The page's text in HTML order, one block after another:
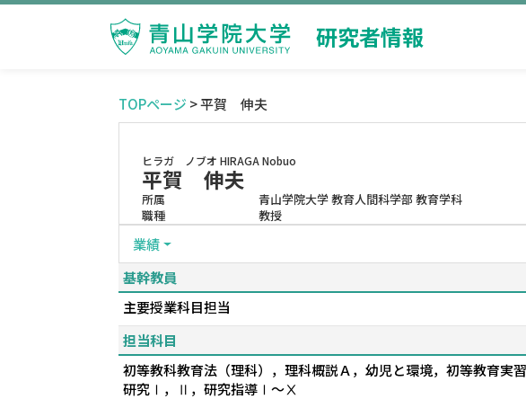
研究者情報
TOPページ > 平賀 伸夫
ヒラガ ノブオ HIRAGA Nobuo
平賀 伸夫
所属
青山学院大学 教育人間科学部 教育学科
職種
教授
業績
基幹教員
主要授業科目担当
担当科目
初等教科教育法（理科），理科概説Ａ，幼児と環境，初等教
研究Ⅰ，Ⅱ，研究指導Ⅰ～Ⅹ